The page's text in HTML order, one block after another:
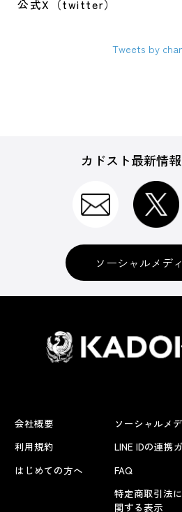
公式X（twitter）
Tweets by
カドスト最新情
ソーシャルメデ
会社概要
利用規約
はじめての方へ
ソーシャルメ
LINE IDの連携
FAQ
特定商取引法に
関する表示